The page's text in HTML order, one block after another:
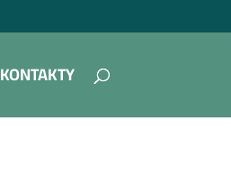
KONTAKTY